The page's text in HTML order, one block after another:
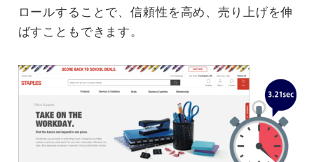
ロールすることで、信頼性を高め、売り上げを伸
ばすこともできます。